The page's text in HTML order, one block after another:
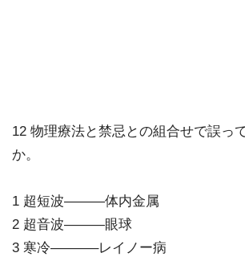
12 物理療法と禁忌との組合せで誤っ
か。
1 超短波———体内金属
2 超音波———眼球
3 寒冷———–レイノー病